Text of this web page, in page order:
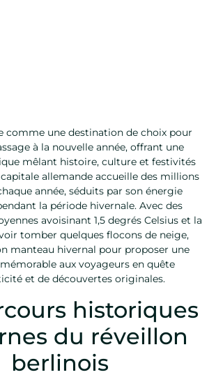
comme une destination de choix pour
à la nouvelle année, offrant une
mêlant histoire, culture et festivités
allemande accueille des millions
année, séduits par son énergie
la période hivernale. Avec des
avoisinant 1,5 degrés Celsius et la
tomber quelques flocons de neige,
manteau hivernal pour proposer une
aux voyageurs en quête
et de découvertes originales.
historiques
du réveillon
berlinois